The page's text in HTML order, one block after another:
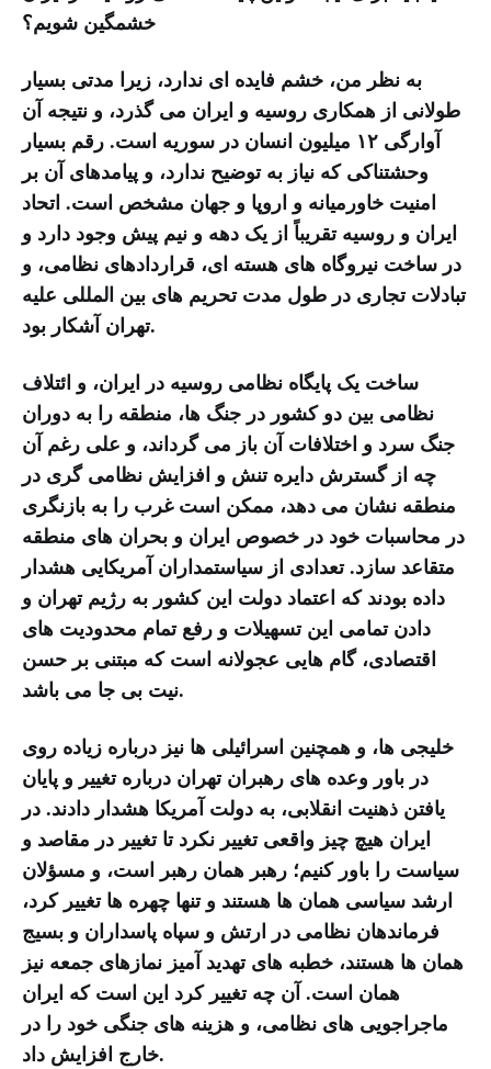
خشمگین شویم؟
به نظر من، خشم فایده ای ندارد، زیرا مدتی بسیار
طولانی از همکاری روسیه و ایران می گذرد، و نتیجه آن
آوارگی ۱۲ میلیون انسان در سوریه است. رقم بسیار
وحشتناکی که نیاز به توضیح ندارد، و پیامدهای آن بر
امنیت خاورمیانه و اروپا و جهان مشخص است. اتحاد
ایران و روسیه تقریباً از یک دهه و نیم پیش وجود دارد و
در ساخت نیروگاه های هسته ای، قراردادهای نظامی، و
تبادلات تجاری در طول مدت تحریم های بین المللی علیه
تهران آشکار بود.
ساخت یک پایگاه نظامی روسیه در ایران، و ائتلاف
نظامی بین دو کشور در جنگ ها، منطقه را به دوران
جنگ سرد و اختلافات آن باز می گرداند، و علی رغم آن
چه از گسترش دایره تنش و افزایش نظامی گری در
منطقه نشان می دهد، ممکن است غرب را به بازنگری
در محاسبات خود در خصوص ایران و بحران های منطقه
متقاعد سازد. تعدادی از سیاستمداران آمریکایی هشدار
داده بودند که اعتماد دولت این کشور به رژیم تهران و
دادن تمامی این تسهیلات و رفع تمام محدودیت های
اقتصادی، گام هایی عجولانه است که مبتنی بر حسن
نیت بی جا می باشد.
خلیجی ها، و همچنین اسرائیلی ها نیز درباره زیاده روی
در باور وعده های رهبران تهران درباره تغییر و پایان
یافتن ذهنیت انقلابی، به دولت آمریکا هشدار دادند. در
ایران هیچ چیز واقعی تغییر نکرد تا تغییر در مقاصد و
سیاست را باور کنیم؛ رهبر همان رهبر است، و مسؤلان
ارشد سیاسی همان ها هستند و تنها چهره ها تغییر کرد،
فرماندهان نظامی در ارتش و سپاه پاسداران و بسیج
همان ها هستند، خطبه های تهدید آمیز نمازهای جمعه نیز
همان است. آن چه تغییر کرد این است که ایران
ماجراجویی های نظامی، و هزینه های جنگی خود را در
خارج افزایش داد.